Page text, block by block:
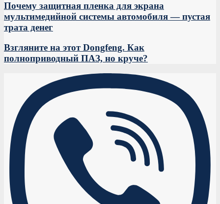
Почему защитная пленка для экрана
мультимедийной системы автомобиля — пустая
трата денег
Взгляните на этот Dongfeng. Как
полноприводный ПАЗ, но круче?